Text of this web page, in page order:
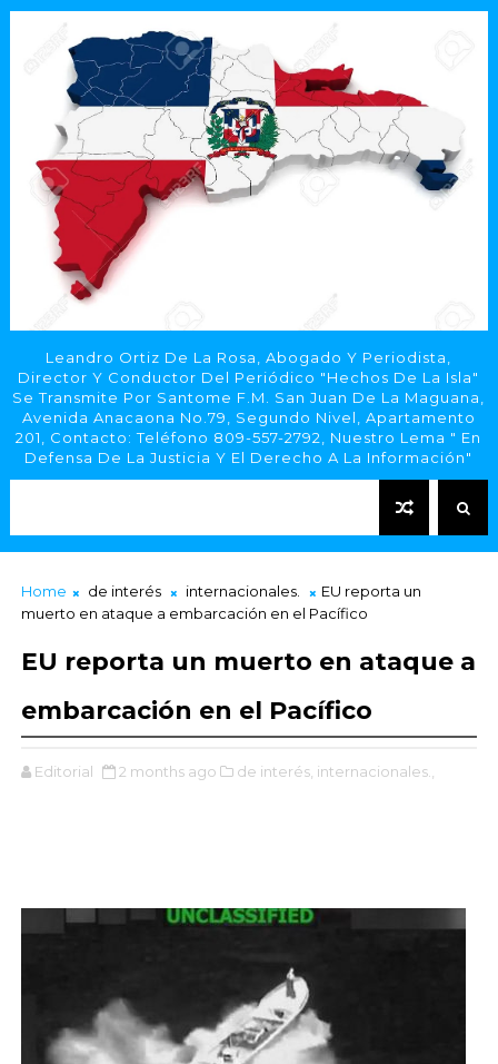
Leandro Ortiz De La Rosa, Abogado Y Periodista,
Director Y Conductor Del Periódico "Hechos De La Isla"
Se Transmite Por Santome F.M. San Juan De La Maguana,
Avenida Anacaona No.79, Segundo Nivel, Apartamento
201, Contacto: Teléfono 809-557-2792, Nuestro Lema " En
Defensa De La Justicia Y El Derecho A La Información"
Home de interés internacionales.
EU reporta un
muerto en ataque a embarcación en el Pacífico
EU reporta un muerto en ataque a
embarcación en el Pacífico
Editorial 2 months ago de interés, internacionales.,